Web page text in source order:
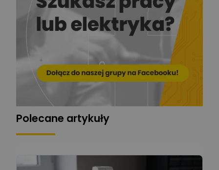
EL-ROJ
Ekspert
Automatyk/Elektryk/Mana
ger
Zadaj pytanie
Zadaj pytanie
Zadaj pytanie
Polecane artykuły